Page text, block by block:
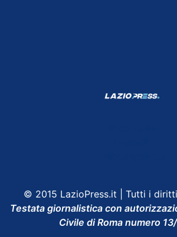
© 2015 LazioPress.it | Tutti i diritti
Testata giornalistica con
Civile di Roma numero